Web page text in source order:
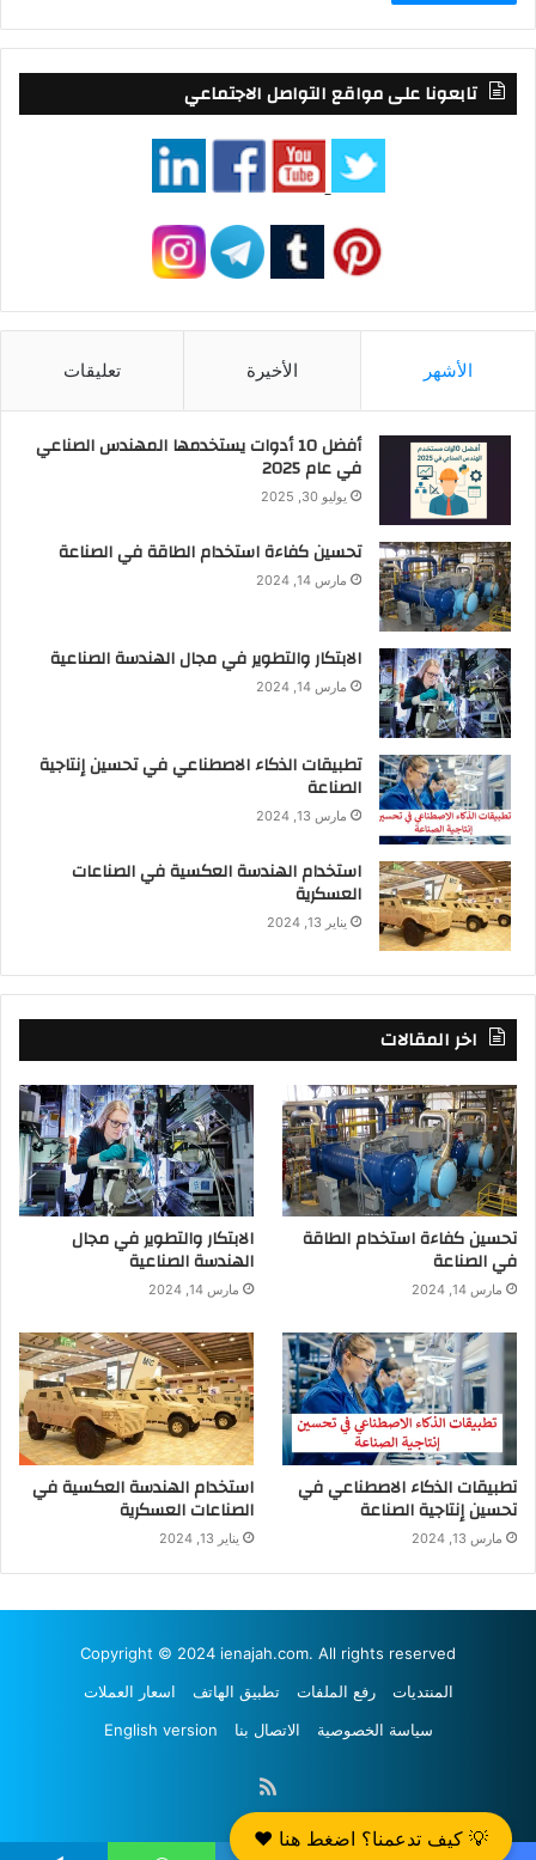
💡 كيف تدعمنا؟ اضغط هنا ❤️
تابعونا على مواقع التواصل الاجتماعي
الأشهر الأخيرة تعليقات
أفضل 10 أدوات يستخدمها المهندس الصناعي
في عام 2025
يوليو 30, 2025
تحسين كفاءة استخدام الطاقة في الصناعة
مارس 14, 2024
الابتكار والتطوير في مجال الهندسة الصناعية
مارس 14, 2024
تطبيقات الذكاء الاصطناعي في تحسين إنتاجية
الصناعة
مارس 13, 2024
استخدام الهندسة العكسية في الصناعات
العسكرية
يناير 13, 2024
اخر المقالات
تحسين كفاءة استخدام الطاقة
في الصناعة
مارس 14, 2024
الابتكار والتطوير في مجال
الهندسة الصناعية
مارس 14, 2024
تطبيقات الذكاء الاصطناعي في
تحسين إنتاجية الصناعة
مارس 13, 2024
استخدام الهندسة العكسية في
الصناعات العسكرية
يناير 13, 2024
Copyright © 2024 ienajah.com. All rights reserved
المنتديات
رفع الملفات تطبيق الهاتف
اسعار العملات
سياسة الخصوصية
الاتصال بنا English version
ملخص
الموقع